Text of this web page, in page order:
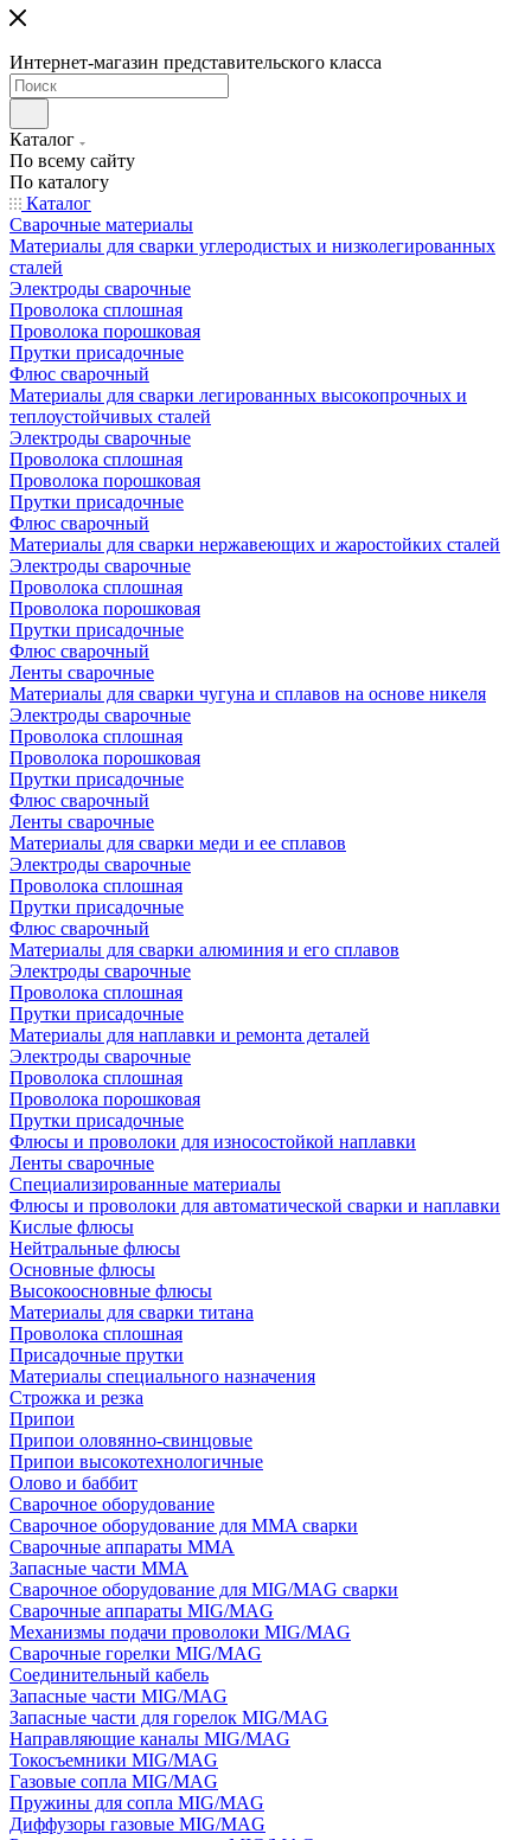
Интернет-магазин представительского класса
Каталог
По всему сайту
По каталогу
Каталог
Сварочные материалы
Материалы для сварки углеродистых и низколегированных
сталей
Электроды сварочные
Проволока сплошная
Проволока порошковая
Прутки присадочные
Флюс сварочный
Материалы для сварки легированных высокопрочных и
теплоустойчивых сталей
Электроды сварочные
Проволока сплошная
Проволока порошковая
Прутки присадочные
Флюс сварочный
Материалы для сварки нержавеющих и жаростойких сталей
Электроды сварочные
Проволока сплошная
Проволока порошковая
Прутки присадочные
Флюс сварочный
Ленты сварочные
Материалы для сварки чугуна и сплавов на основе никеля
Электроды сварочные
Проволока сплошная
Проволока порошковая
Прутки присадочные
Флюс сварочный
Ленты сварочные
Материалы для сварки меди и ее сплавов
Электроды сварочные
Проволока сплошная
Прутки присадочные
Флюс сварочный
Материалы для сварки алюминия и его сплавов
Электроды сварочные
Проволока сплошная
Прутки присадочные
Материалы для наплавки и ремонта деталей
Электроды сварочные
Проволока сплошная
Проволока порошковая
Прутки присадочные
Флюсы и проволоки для износостойкой наплавки
Ленты сварочные
Специализированные материалы
Флюсы и проволоки для автоматической сварки и наплавки
Кислые флюсы
Нейтральные флюсы
Основные флюсы
Высокоосновные флюсы
Материалы для сварки титана
Проволока сплошная
Присадочные прутки
Материалы специального назначения
Строжка и резка
Припои
Припои оловянно-свинцовые
Припои высокотехнологичные
Олово и баббит
Сварочное оборудование
Сварочное оборудование для MMA сварки
Сварочные аппараты MMA
Запасные части MMA
Сварочное оборудование для MIG/MAG сварки
Сварочные аппараты MIG/MAG
Механизмы подачи проволоки MIG/MAG
Сварочные горелки MIG/MAG
Соединительный кабель
Запасные части MIG/MAG
Запасные части для горелок MIG/MAG
Направляющие каналы MIG/MAG
Токосъемники MIG/MAG
Газовые сопла MIG/MAG
Пружины для сопла MIG/MAG
Диффузоры газовые MIG/MAG